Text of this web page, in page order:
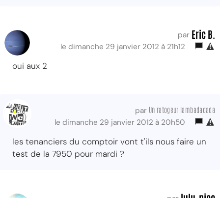
par Eric B.
le dimanche 29 janvier 2012 à 21h12
oui aux 2
par Un ratogeur lambadadada
le dimanche 29 janvier 2012 à 20h50
les tenanciers du comptoir vont t'ils nous faire un
test de la 7950 pour mardi ?